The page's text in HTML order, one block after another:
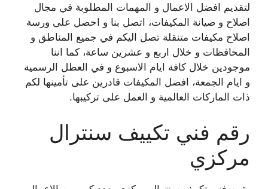
لتقديم افضل الاعمال و المهمات المطلوبة في مجال
اصلاح و صيانة المكيفات، اتصل بنا و احصل على ورسة
اصلاح مكيفات متنقلة تصل اليكم في جميع المناطق و
المحافظات و خلال اربع و عشرين ساعة، كما اننا
موجودين خلال كافة ايام الاسبوع و في العطل الرسمية
و ايام الجمعة، افضل المكيفات قادرين على تأمينها لكم
ذات الماركات العالمية و العمل على تركيبها.
رقم فني تكييف سنترال
مركزي